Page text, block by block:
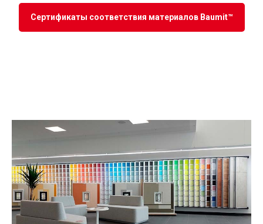
Сертификаты соответствия материалов Baumit™